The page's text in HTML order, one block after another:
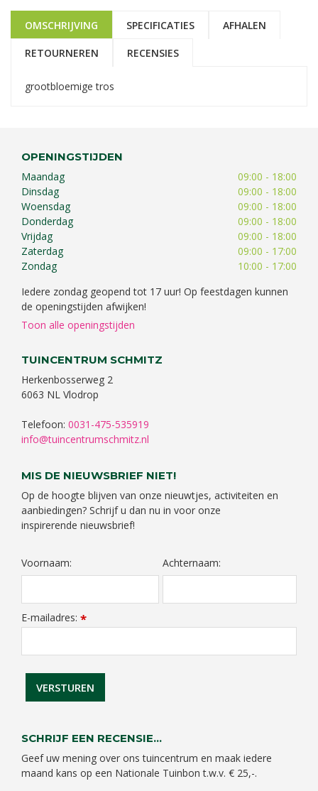
OMSCHRIJVING SPECIFICATIES AFHALEN
RETOURNEREN RECENSIES
grootbloemige tros
OPENINGSTIJDEN
Maandag
09:00 - 18:00
Dinsdag
09:00 - 18:00
Woensdag
09:00 - 18:00
Donderdag
09:00 - 18:00
Vrijdag
09:00 - 18:00
Zaterdag
09:00 - 17:00
Zondag
10:00 - 17:00
Iedere zondag geopend tot 17 uur! Op feestdagen kunnen
de openingstijden afwijken!
Toon alle openingstijden
TUINCENTRUM SCHMITZ
Herkenbosserweg 2
6063 NL Vlodrop
Telefoon: 0031-475-535919
info@tuincentrumschmitz.nl
MIS DE NIEUWSBRIEF NIET!
Op de hoogte blijven van onze nieuwtjes, activiteiten en
aanbiedingen? Schrijf u dan nu in voor onze
inspirerende nieuwsbrief!
Voornaam: Achternaam:
E-mailadres: *
SCHRIJF EEN RECENSIE...
Geef uw mening over ons tuincentrum en maak iedere
maand kans op een Nationale Tuinbon t.w.v. € 25,-.